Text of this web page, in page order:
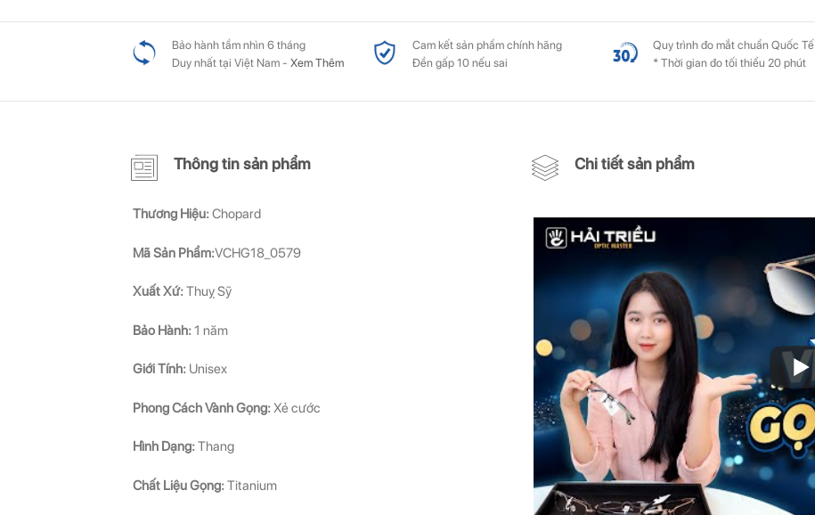
Bảo hành tầm nhìn 6 tháng
Duy nhất tại Việt Nam - Xem Thêm
Cam kết sản phẩm chính hãng
Đền gấp 10 nếu sai
Quy trình đo mắt chuẩn Quốc Tế
* Thời gian đo tối thiểu 20 phút
Thông tin sản phẩm
Thương Hiệu:Chopard
Mã Sản Phẩm:VCHG18_0579
Xuất Xứ:Thuỵ Sỹ
Bảo Hành:1 năm
Giới Tính: Unisex
Phong Cách Vành Gọng:Xẻ cước
Hình Dạng:Thang
Chất Liệu Gọng:Titanium
Chi tiết sản phẩm